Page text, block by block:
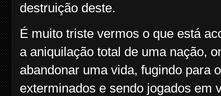
destruição deste.
É muito triste vermos o que está
a aniquilação total de uma nação,
abandonar uma vida, fugindo para
exterminados e sendo jogados em